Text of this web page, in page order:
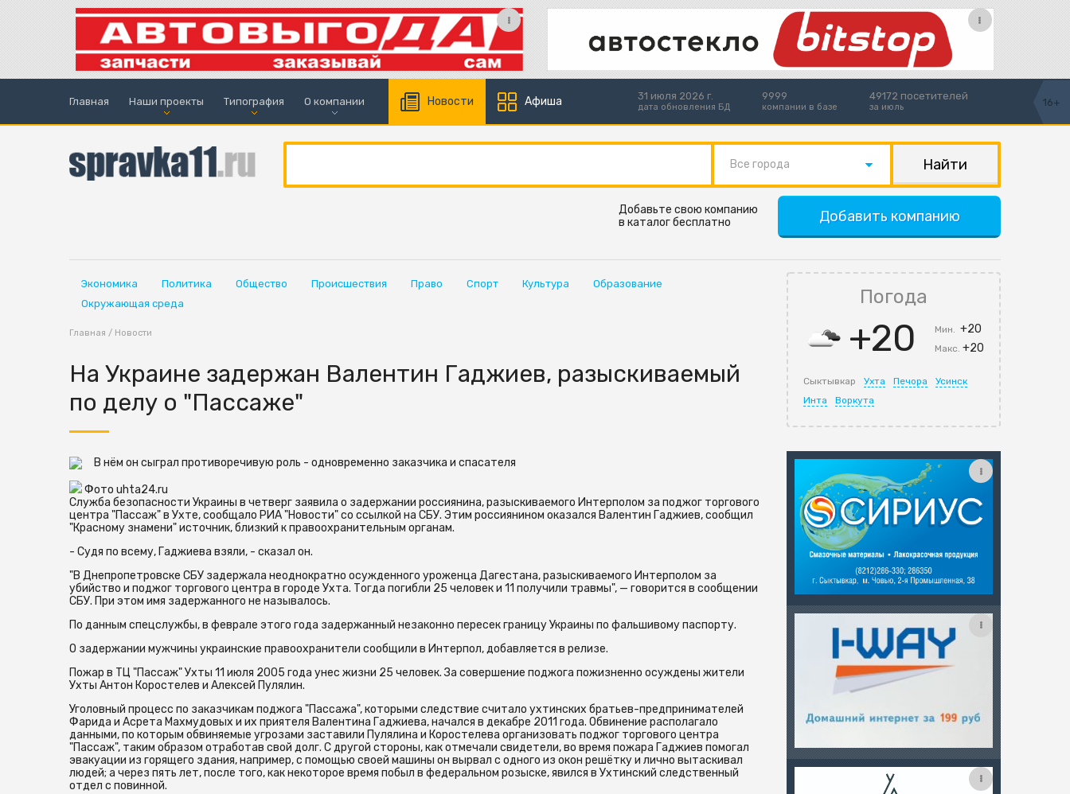
Главная Наши проекты Типография О компании Новости Афиша 31 июля 2026 г.
дата обновления БД
9999
компании в базе
49172 посетителей
за июль 16+
Все города
Добавить компанию
Добавьте свою компанию
в каталог бесплатно
Экономика Политика Общество Происшествия Право Спорт Культура
Образование
Окружающая среда
Главная / Новости
На Украине задержан Валентин Гаджиев, разыскиваемый
по делу о "Пассаже"
В нём он сыграл противоречивую роль - одновременно заказчика и спасателя
Фото uhta24.ru
Служба безопасности Украины в четверг заявила о задержании россиянина, разыскиваемого Интерполом за поджог торгового
центра "Пассаж" в Ухте, сообщало РИА "Новости" со ссылкой на СБУ. Этим россиянином оказался Валентин Гаджиев, сообщил
"Красному знамени" источник, близкий к правоохранительным органам.
- Судя по всему, Гаджиева взяли, - сказал он.
"В Днепропетровске СБУ задержала неоднократно осужденного уроженца Дагестана, разыскиваемого Интерполом за
убийство и поджог торгового центра в городе Ухта. Тогда погибли 25 человек и 11 получили травмы", — говорится в сообщении
СБУ. При этом имя задержанного не называлось.
По данным спецслужбы, в феврале этого года задержанный незаконно пересек границу Украины по фальшивому паспорту.
О задержании мужчины украинские правоохранители сообщили в Интерпол, добавляется в релизе.
Пожар в ТЦ "Пассаж" Ухты 11 июля 2005 года унес жизни 25 человек. За совершение поджога пожизненно осуждены жители
Ухты Антон Коростелев и Алексей Пулялин.
Уголовный процесс по заказчикам поджога "Пассажа", которыми следствие считало ухтинских братьев-предпринимателей
Фарида и Асрета Махмудовых и их приятеля Валентина Гаджиева, начался в декабре 2011 года. Обвинение располагало
данными, по которым обвиняемые угрозами заставили Пулялина и Коростелева организовать поджог торгового центра
"Пассаж", таким образом отработав свой долг. С другой стороны, как отмечали свидетели, во время пожара Гаджиев помогал
эвакуации из горящего здания, например, с помощью своей машины он вырвал с одного из окон решётку и лично вытаскивал
людей; а через пять лет, после того, как некоторое время побыл в федеральном розыске, явился в Ухтинский следственный
отдел с повинной.
Погода
+20 Мин.+20
Макс.+20
Сыктывкар Ухта Печора
Усинск
Инта
Воркута